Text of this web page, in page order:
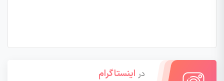
در اینستاگرام